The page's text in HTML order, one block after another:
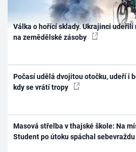
Válka o hořící sklady. Ukrajinci udeřili
na zemědělské zásoby
Počasí udělá dvojitou otočku, udeří i
kdy se vrátí tropy
Masová střelba v thajské škole: Na
Student po útoku spáchal sebevraždu